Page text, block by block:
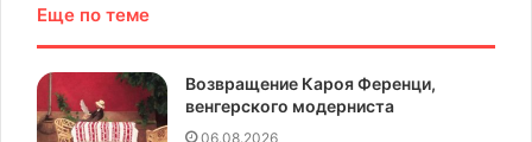
Еще по теме
Возвращение Кароя Ференци,
венгерского модерниста
06.08.2026